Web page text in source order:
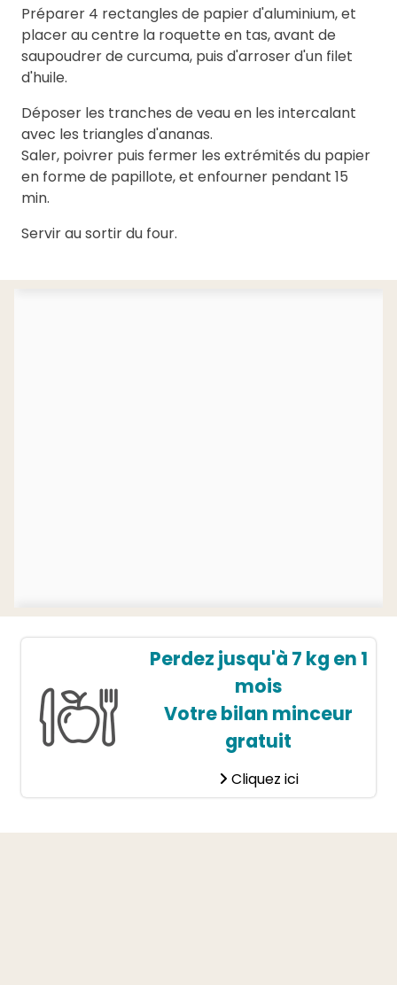
Préparer 4 rectangles de papier d'aluminium, et
placer au centre la roquette en tas, avant de
saupoudrer de curcuma, puis d'arroser d'un filet
d'huile.
Déposer les tranches de veau en les intercalant
avec les triangles d'ananas.
Saler, poivrer puis fermer les extrémités du papier
en forme de papillote, et enfourner pendant 15
min.
Servir au sortir du four.
Perdez jusqu'à 7 kg en 1
mois
Votre bilan minceur
gratuit
Cliquez ici